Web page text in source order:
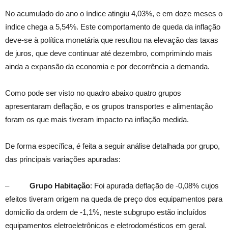
No acumulado do ano o índice atingiu 4,03%, e em doze meses o
índice chega a 5,54%. Este comportamento de queda da inflação
deve-se à política monetária que resultou na elevação das taxas
de juros, que deve continuar até dezembro, comprimindo mais
ainda a expansão da economia e por decorrência a demanda.
Como pode ser visto no quadro abaixo quatro grupos
apresentaram deflação, e os grupos transportes e alimentação
foram os que mais tiveram impacto na inflação medida.
De forma específica, é feita a seguir análise detalhada por grupo,
das principais variações apuradas:
– Grupo Habitação: Foi apurada deflação de -0,08% cujos
efeitos tiveram origem na queda de preço dos equipamentos para
domicilio da ordem de -1,1%, neste subgrupo estão incluídos
equipamentos eletroeletrônicos e eletrodomésticos em geral.